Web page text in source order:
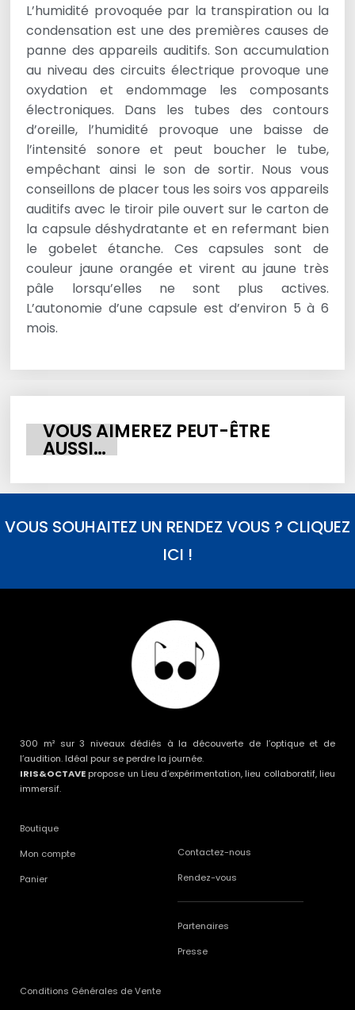
L’humidité provoquée par la transpiration ou la
condensation est une des premières causes de
panne des appareils auditifs. Son accumulation
au niveau des circuits électrique provoque une
oxydation et endommage les composants
électroniques. Dans les tubes des contours
d’oreille, l’humidité provoque une baisse de
l’intensité sonore et peut boucher le tube,
empêchant ainsi le son de sortir. Nous vous
conseillons de placer tous les soirs vos appareils
auditifs avec le tiroir pile ouvert sur le carton de
la capsule déshydratante et en refermant bien
le gobelet étanche. Ces capsules sont de
couleur jaune orangée et virent au jaune très
pâle lorsqu’elles ne sont plus actives.
L’autonomie d’une capsule est d’environ 5 à 6
mois.
VOUS AIMEREZ PEUT-ÊTRE
AUSSI…
VOUS SOUHAITEZ UN RENDEZ VOUS ? CLIQUEZ
ICI !
300 m² sur 3 niveaux dédiés à la découverte de l’optique et de
l’audition. Idéal pour se perdre la journée.
IRIS&OCTAVE propose un Lieu d’expérimentation, lieu collaboratif, lieu
immersif.
Boutique
Mon compte
Panier
Contactez-nous
Rendez-vous
Partenaires
Presse
Conditions Générales de Vente